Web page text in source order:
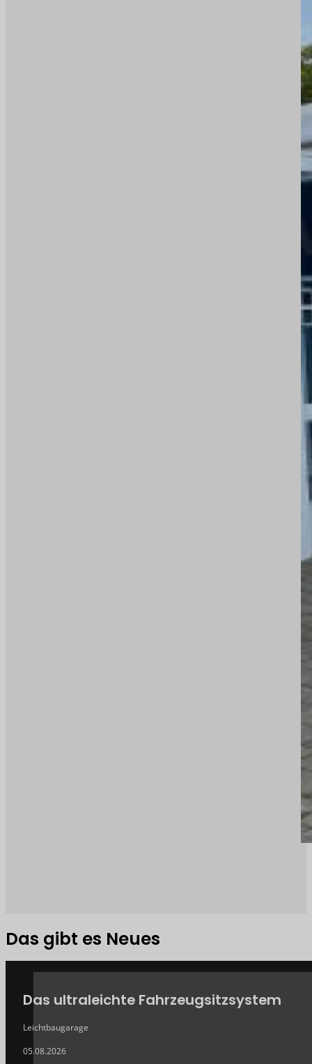
Das gibt es Neues
Das ultraleichte Fahrzeugsitzsystem
Leichtbaugarage
05.08.2026